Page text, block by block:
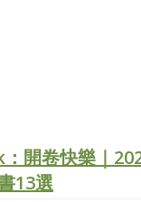
開卷快樂｜
13選